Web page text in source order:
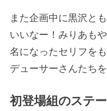
また企画中に黒沢と
いいなー！みりあも
名になったセリフを
デューサーさんたち
初登場組のステ